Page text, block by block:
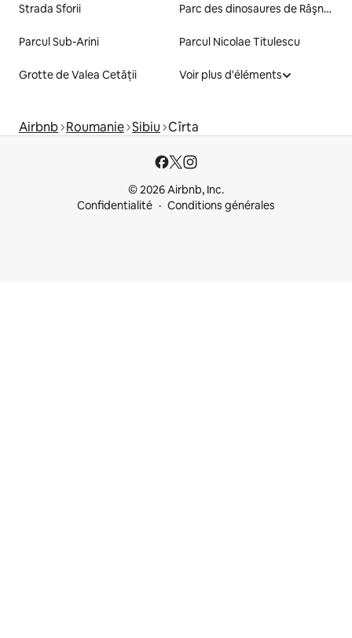
Strada Sforii Parc des dinosaures de Râşnov
Parcul Sub-Arini Parcul Nicolae Titulescu
Grotte de Valea Cetății Voir plus d'éléments
Airbnb Roumanie Sibiu Cîrta
© 2026 Airbnb, Inc.
Confidentialité
Conditions générales